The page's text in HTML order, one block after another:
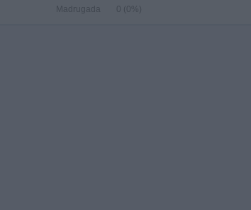
Madrugada
0 (0%)